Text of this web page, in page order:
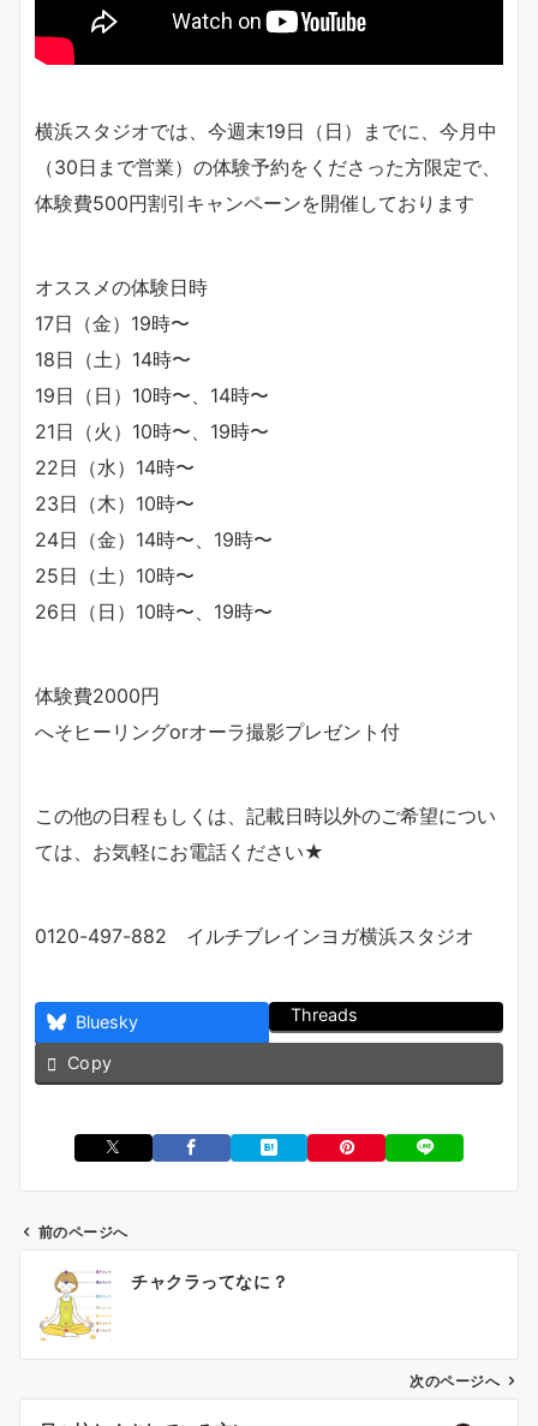
横浜スタジオでは、今週末19日（日）までに、今月中
（30日まで営業）の体験予約をくださった方限定で、
体験費500円割引キャンペーンを開催しております
オススメの体験日時
17日（金）19時〜
18日（土）14時〜
19日（日）10時〜、14時〜
21日（火）10時〜、19時〜
22日（水）14時〜
23日（木）10時〜
24日（金）14時〜、19時〜
25日（土）10時〜
26日（日）10時〜、19時〜
体験費2000円
へそヒーリングorオーラ撮影プレゼント付
この他の日程もしくは、記載日時以外のご希望につい
ては、お気軽にお電話ください★
0120-497-882 イルチブレインヨガ横浜スタジオ
Bluesky Threads
Copy
前のページへ
チャクラってなに？
次のページへ